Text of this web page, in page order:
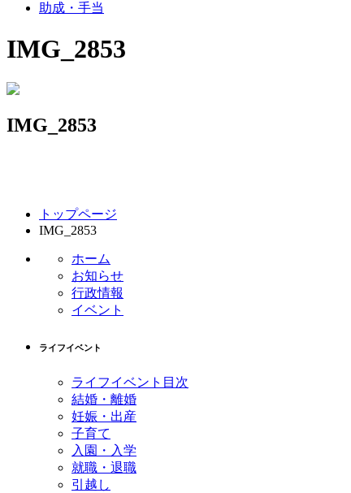
助成・手当
IMG_2853
IMG_2853
トップページ
IMG_2853
ホーム
お知らせ
行政情報
イベント
ライフイベント
ライフイベント目次
結婚・離婚
妊娠・出産
子育て
入園・入学
就職・退職
引越し